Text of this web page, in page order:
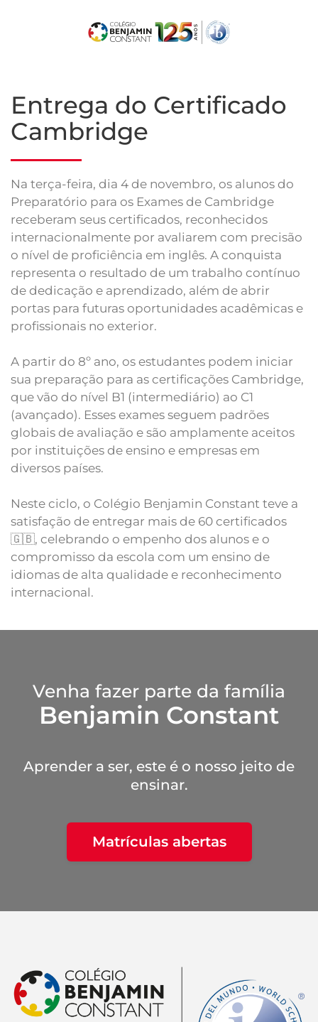
Entrega do Certificado
Cambridge
Na terça-feira, dia 4 de novembro, os alunos do
Preparatório para os Exames de Cambridge
receberam seus certificados, reconhecidos
internacionalmente por avaliarem com precisão
o nível de proficiência em inglês. A conquista
representa o resultado de um trabalho contínuo
de dedicação e aprendizado, além de abrir
portas para futuras oportunidades acadêmicas e
profissionais no exterior.
A partir do 8º ano, os estudantes podem iniciar
sua preparação para as certificações Cambridge,
que vão do nível B1 (intermediário) ao C1
(avançado). Esses exames seguem padrões
globais de avaliação e são amplamente aceitos
por instituições de ensino e empresas em
diversos países.
Neste ciclo, o Colégio Benjamin Constant teve a
satisfação de entregar mais de 60 certificados
🇬🇧, celebrando o empenho dos alunos e o
compromisso da escola com um ensino de
idiomas de alta qualidade e reconhecimento
internacional.
Venha fazer parte da família
Benjamin Constant
Aprender a ser, este é o nosso jeito de
ensinar.
Matrículas abertas